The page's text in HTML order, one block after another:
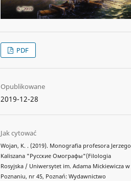
PDF
Opublikowane
2019-12-28
Jak cytować
Wojan, K. . (2019). Monografia profesora Jerzego
Kaliszana "Русские Омографы"(Filologia
Rosyjska / Uniwersytet im. Adama Mickiewicza w
Poznaniu, nr 45, Poznań: Wydawnictwo